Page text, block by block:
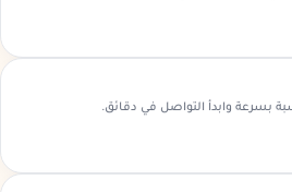
بسرعة وابدأ التواصل في دقائق.